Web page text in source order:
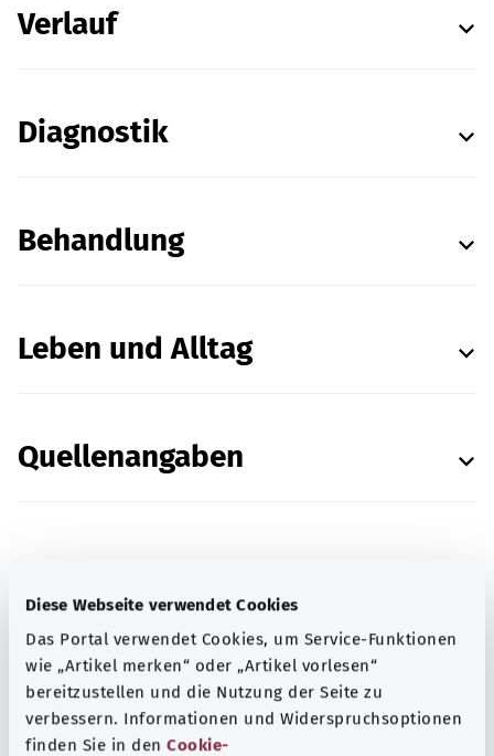
Diese Webseite verwendet Cookies
Das Portal verwendet Cookies, um Service-Funktionen
wie „Artikel merken“ oder „Artikel vorlesen“
bereitzustellen und die Nutzung der Seite zu
verbessern. Informationen und Widerspruchsoptionen
finden Sie in den Cookie-
Verlauf
Diagnostik
Behandlung
Leben und Alltag
Quellenangaben
und Wirtschaftlichkeit im Gesundheitswesen
(IQWiG)